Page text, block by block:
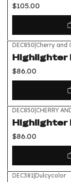
$105.00
DEC850|Cherry and
Highlighter
$86.00
DEC850|CHERRY
Highlighter
$86.00
DEC381|Dulcycolor